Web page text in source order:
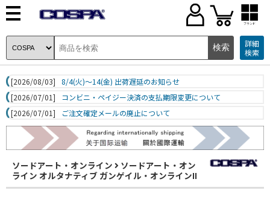
ブランド
詳細
検索
[2026/08/03]
8/4(火)～14(金) 出荷遅延のお知らせ
[2026/07/01]
コンビニ・ペイジー決済の支払期限変更について
[2026/07/01]
ご注文確定メールの廃止について
ソードアート・オンライン
ソードアート・オン
ライン オルタナティブ ガンゲイル・オンラインII